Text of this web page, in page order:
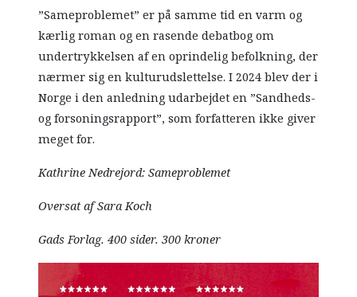
”Sameproblemet” er på samme tid en varm og
kærlig roman og en rasende debatbog om
undertrykkelsen af en oprindelig befolkning, der
nærmer sig en kulturudslettelse. I 2024 blev der i
Norge i den anledning udarbejdet en ”Sandheds-
og forsoningsrapport”, som forfatteren ikke giver
meget for.
Kathrine Nedrejord: Sameproblemet
Oversat af Sara Koch
Gads Forlag. 400 sider. 300 kroner